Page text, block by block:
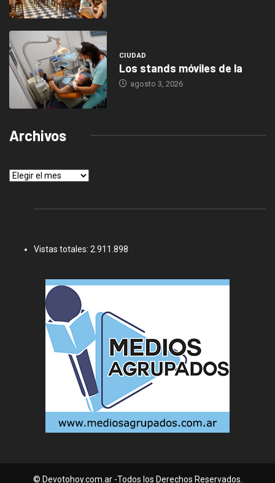
CIUDAD
Los stands móviles de la
agosto 3, 2026
Archivos
Archivos
Vistas totales: 2.911.898
© Devotohoy.com.ar -Todos los Derechos Reservados.